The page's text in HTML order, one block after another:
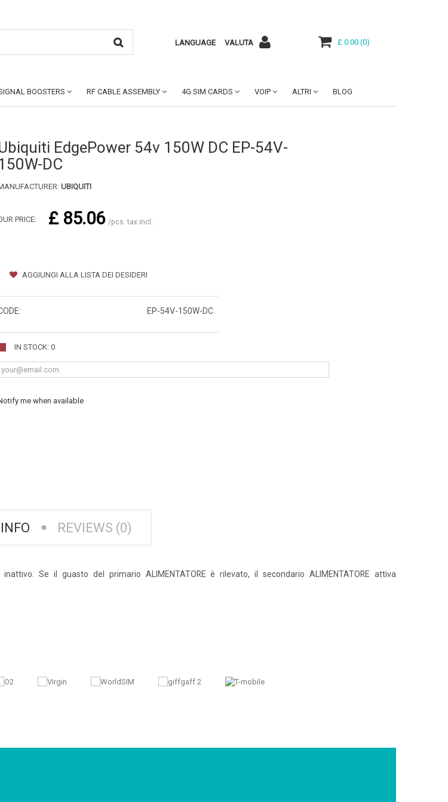
LANGUAGE VALUTA £ 0.00 (0)
BOOSTERS RF CABLE ASSEMBLY 4G SIM CARDS VOIP ALTRI BLOG
EdgePower 54v 150W DC EP-54V-
DC
UBIQUITI
PRICE: £ 85.06 /pcs. tax incl.
AGGIUNGI ALLA LISTA DEI DESIDERI
EP-54V-150W-DC
IN STOCK: 0
me when available
REVIEWS (0)
Se il guasto del primario ALIMENTATORE è rilevato, il secondario ALIMENTATORE attiva